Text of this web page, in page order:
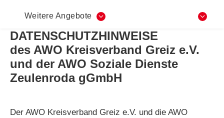
Weitere Angebote
14.07.2021
DATENSCHUTZHINWEISE
des AWO Kreisverband Greiz e.V.
und der AWO Soziale Dienste
Zeulenroda gGmbH
Der AWO Kreisverband Greiz e.V. und die AWO